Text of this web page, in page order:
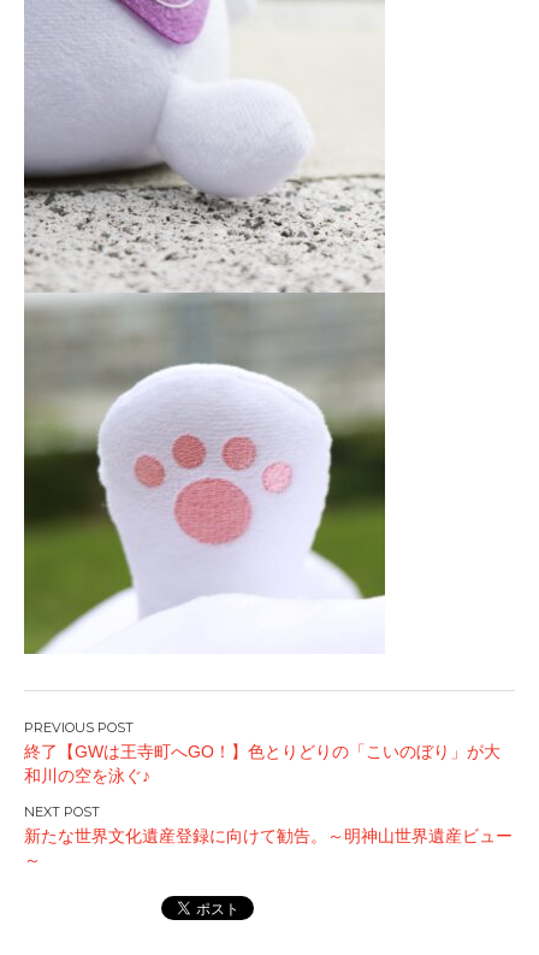
投
稿
ナ
ビ
ゲ
終了【GWは王寺町へGO！】色とりどりの「こいのぼり」が大
和川の空を泳ぐ♪
新たな世界文化遺産登録に向けて勧告。～明神山世界遺産ビュー
～